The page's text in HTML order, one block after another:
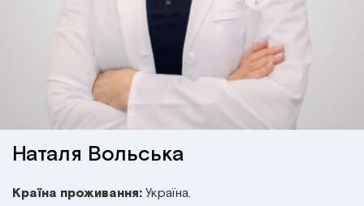
Наталя Вольська
Країна проживання: Україна.
Прикладна кінезіологія
Психологія, психотерапія
Масаж
Реабілітація